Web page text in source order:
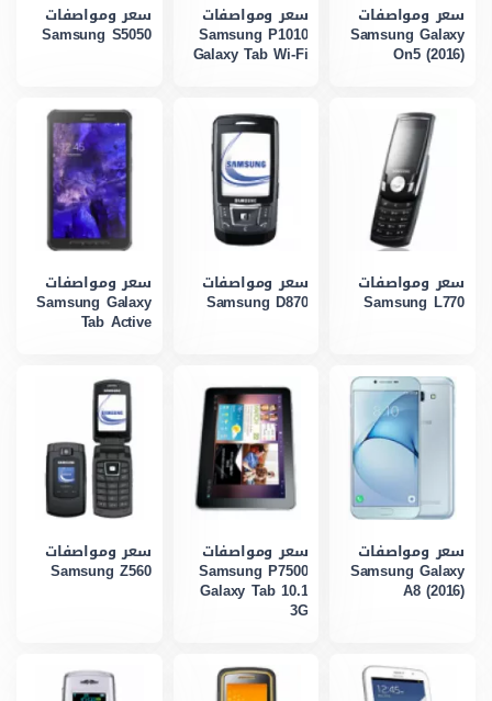
سعر ومواصفات
Samsung Galaxy
On5 (2016)
سعر ومواصفات
Samsung P1010
Galaxy Tab Wi-Fi
سعر ومواصفات
Samsung S5050
سعر ومواصفات
Samsung L770
سعر ومواصفات
Samsung D870
سعر ومواصفات
Samsung Galaxy
Tab Active
سعر ومواصفات
Samsung Galaxy
A8 (2016)
سعر ومواصفات
Samsung P7500
Galaxy Tab 10.1
3G
سعر ومواصفات
Samsung Z560